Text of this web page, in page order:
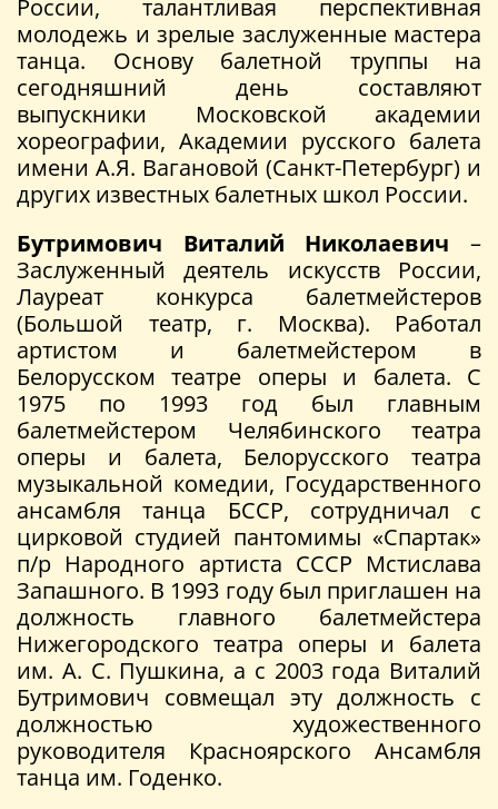
России, талантливая перспективная
молодежь и зрелые заслуженные мастера
танца. Основу балетной труппы на
сегодняшний день составляют
выпускники Московской академии
хореографии, Академии русского балета
имени А.Я. Вагановой (Санкт-Петербург) и
других известных балетных школ России.
Бутримович Виталий Николаевич –
Заслуженный деятель искусств России,
Лауреат конкурса балетмейстеров
(Большой театр, г. Москва). Работал
артистом и балетмейстером в
Белорусском театре оперы и балета. С
1975 по 1993 год был главным
балетмейстером Челябинского театра
оперы и балета, Белорусского театра
музыкальной комедии, Государственного
ансамбля танца БССР, сотрудничал с
цирковой студией пантомимы «Спартак»
п/р Народного артиста СССР Мстислава
Запашного. В 1993 году был приглашен на
должность главного балетмейстера
Нижегородского театра оперы и балета
им. А. С. Пушкина, а с 2003 года Виталий
Бутримович совмещал эту должность с
должностью художественного
руководителя Красноярского Ансамбля
танца им. Годенко.